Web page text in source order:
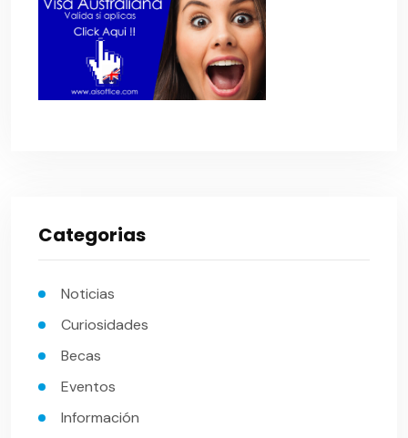
Categorias
Noticias
Curiosidades
Becas
Eventos
Información